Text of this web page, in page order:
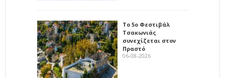
Το 5ο Φεστιβάλ
Τσακωνιάς
συνεχίζεται στον
Πραστό
06-08-2026